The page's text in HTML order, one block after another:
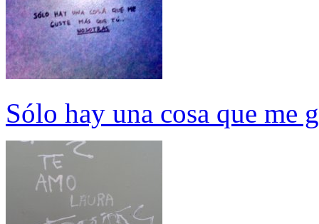
Sólo hay una cosa que me